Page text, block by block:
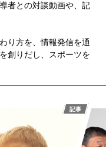
者との対談動画や、記
り方を、情報発信を通
創りだし、スポーツを
記事